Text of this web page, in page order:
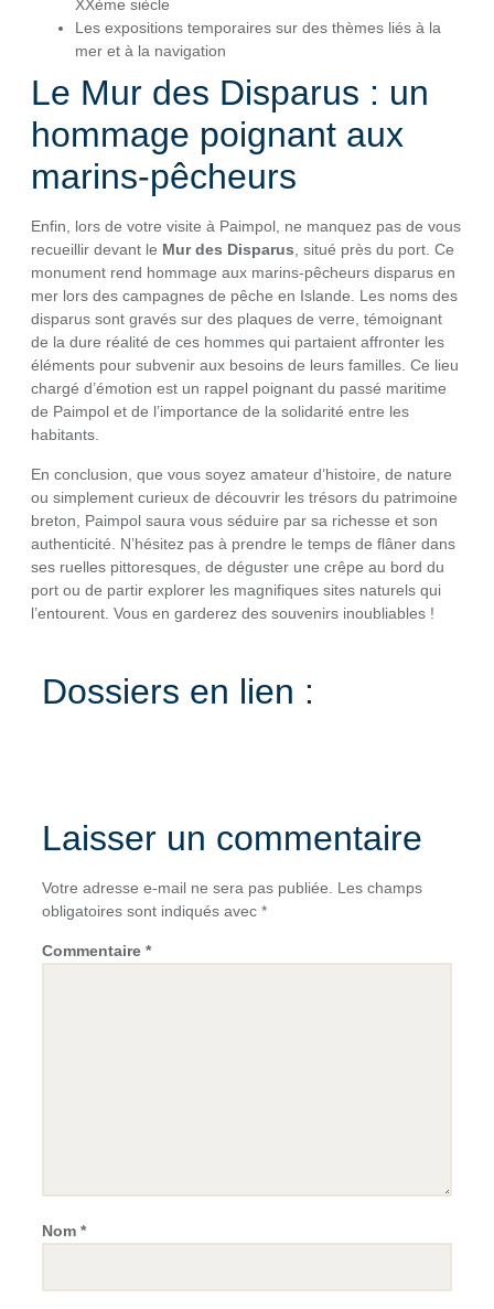
XXème siècle
Les expositions temporaires sur des thèmes liés à la
mer et à la navigation
Le Mur des Disparus : un
hommage poignant aux
marins-pêcheurs
Enfin, lors de votre visite à Paimpol, ne manquez pas de vous
recueillir devant le Mur des Disparus , situé près du port. Ce
monument rend hommage aux marins-pêcheurs disparus en
mer lors des campagnes de pêche en Islande. Les noms des
disparus sont gravés sur des plaques de verre, témoignant
de la dure réalité de ces hommes qui partaient affronter les
éléments pour subvenir aux besoins de leurs familles. Ce lieu
chargé d’émotion est un rappel poignant du passé maritime
de Paimpol et de l’importance de la solidarité entre les
habitants.
En conclusion, que vous soyez amateur d’histoire, de nature
ou simplement curieux de découvrir les trésors du patrimoine
breton, Paimpol saura vous séduire par sa richesse et son
authenticité. N’hésitez pas à prendre le temps de flâner dans
ses ruelles pittoresques, de déguster une crêpe au bord du
port ou de partir explorer les magnifiques sites naturels qui
l’entourent. Vous en garderez des souvenirs inoubliables !
Dossiers en lien :
Laisser un commentaire
Votre adresse e-mail ne sera pas publiée.
Les champs
obligatoires sont indiqués avec *
Commentaire *
Nom *